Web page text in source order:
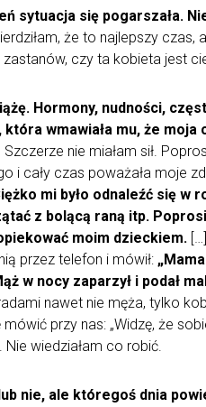
sytuacja się pogarszała.
że to najlepszy czas,
zastanów, czy ta kobieta jest
Hormony, nudności,
która wmawiała mu, że
Szczerze nie miałam sił.
i cały czas poważała moje
mi było odnaleźć się
z bolącą raną itp.
moim dzieckiem.
przez telefon i mówił:
w nocy zaparzył i podał
nawet nie męża, tylko
mówić przy nas: „Widzę, że
Nie wiedziałam co robić.
nie, ale któregoś dnia